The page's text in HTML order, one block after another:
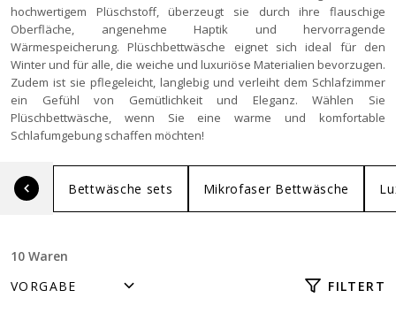
hochwertigem Plüschstoff, überzeugt sie durch ihre flauschige
Oberfläche, angenehme Haptik und hervorragende
Wärmespeicherung. Plüschbettwäsche eignet sich ideal für den
Winter und für alle, die weiche und luxuriöse Materialien bevorzugen.
Zudem ist sie pflegeleicht, langlebig und verleiht dem Schlafzimmer
ein Gefühl von Gemütlichkeit und Eleganz. Wählen Sie
Plüschbettwäsche, wenn Sie eine warme und komfortable
Schlafumgebung schaffen möchten!
Bettwäsche sets Mikrofaser Bettwäsche
10 Waren
FILTERT